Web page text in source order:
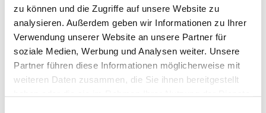
zu können und die Zugriffe auf unsere Website zu
analysieren. Außerdem geben wir Informationen zu Ihrer
Verwendung unserer Website an unsere Partner für
soziale Medien, Werbung und Analysen weiter. Unsere
Partner führen diese Informationen möglicherweise mit
weiteren Daten zusammen, die Sie ihnen bereitgestellt